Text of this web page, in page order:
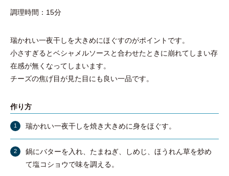
調理時間：15分
瑞かれい一夜干しを大きめにほぐすのがポイントです。
小さすぎるとベシャメルソースと合わせたときに崩れてしまい存
在感が無くなってしまいます。
チーズの焦げ目が見た目にも良い一品です。
作り方
瑞かれい一夜干しを焼き大きめに身をほぐす。
鍋にバターを入れ、たまねぎ、しめじ、ほうれん草を炒め
て塩コショウで味を調える。